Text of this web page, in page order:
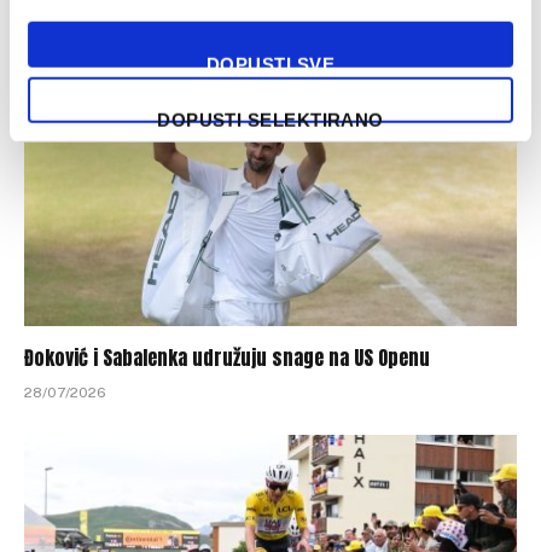
DOPUSTI SVE
DOPUSTI SELEKTIRANO
Đoković i Sabalenka udružuju snage na US Openu
28/07/2026